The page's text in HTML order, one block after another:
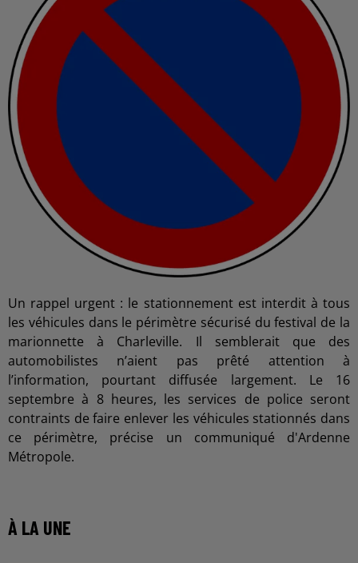
Un rappel urgent : le stationnement est interdit à tous
les véhicules dans le périmètre sécurisé du festival de la
marionnette à Charleville. Il semblerait que des
automobilistes n’aient pas prêté attention à
l’information, pourtant diffusée largement. Le 16
septembre à 8 heures, les services de police seront
contraints de faire enlever les véhicules stationnés dans
ce périmètre, précise un communiqué d'Ardenne
Métropole.
À LA UNE